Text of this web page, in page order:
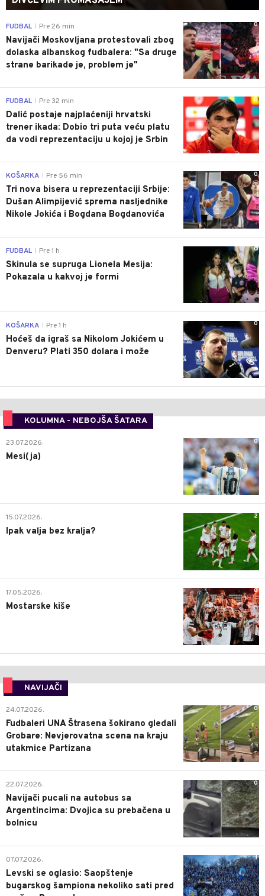
0
FUDBAL Pre 26 min
Navijači Moskovljana protestovali zbog
dolaska albanskog fudbalera: "Sa druge
strane barikade je, problem je"
0
FUDBAL Pre 32 min
Dalić postaje najplaćeniji hrvatski
trener ikada: Dobio tri puta veću platu
da vodi reprezentaciju u kojoj je Srbin
0
KOŠARKA Pre 56 min
Tri nova bisera u reprezentaciji Srbije:
Dušan Alimpijević sprema nasljednike
Nikole Jokića i Bogdana Bogdanovića
0
FUDBAL Pre 1 h
Skinula se supruga Lionela Mesija:
Pokazala u kakvoj je formi
0
KOŠARKA Pre 1 h
Hoćeš da igraš sa Nikolom Jokićem u
Denveru? Plati 350 dolara i može
KOLUMNA - NEBOJŠA ŠATARA
0
23.07.2026.
Mesi(ja)
2
15.07.2026.
Ipak valja bez kralja?
0
17.05.2026.
Mostarske kiše
NAVIJAČI
0
24.07.2026.
Fudbaleri UNA Štrasena šokirano gledali
Grobare: Nevjerovatna scena na kraju
utakmice Partizana
0
22.07.2026.
Navijači pucali na autobus sa
Argentincima: Dvojica su prebačena u
bolnicu
1
07.07.2026.
Levski se oglasio: Saopštenje
bugarskog šampiona nekoliko sati pred